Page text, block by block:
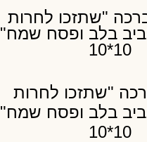
"שתזכו לחרות
בלב ופסח שמח"
10*10